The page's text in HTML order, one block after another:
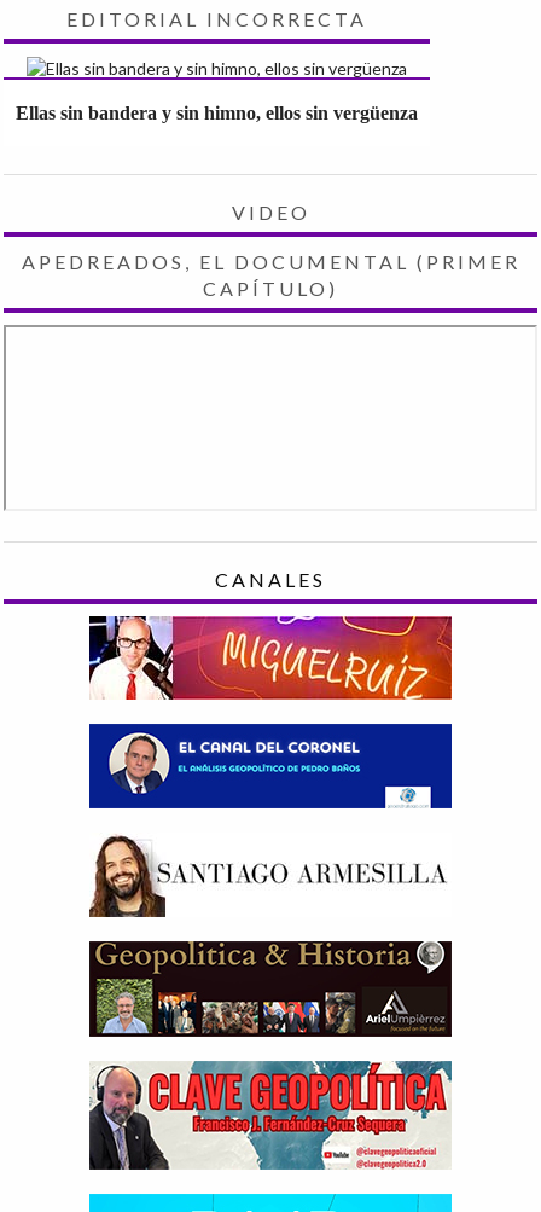
EDITORIAL INCORRECTA
Ellas sin bandera y sin himno, ellos sin vergüenza
VIDEO
APEDREADOS, EL DOCUMENTAL (PRIMER
CAPÍTULO)
CANALES